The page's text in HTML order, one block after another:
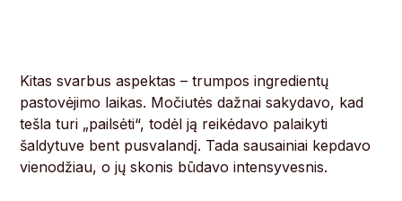
Kitas svarbus aspektas – trumpos ingredientų
pastovėjimo laikas. Močiutės dažnai sakydavo, kad
tešla turi „pailsėti“, todėl ją reikėdavo palaikyti
šaldytuve bent pusvalandį. Tada sausainiai kepdavo
vienodžiau, o jų skonis būdavo intensyvesnis.